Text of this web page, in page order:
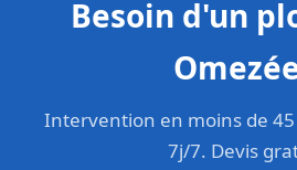
Besoin d'un
Intervention en moins de
7j/7. Devis